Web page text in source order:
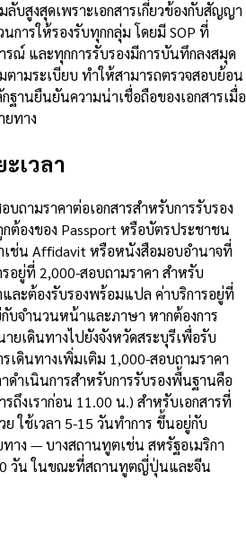
ลับสูงสุดเพราะเอกสารเกี่ยวข้องกับสัญญา
การให้รองรับทุกกลุ่ม โดยมี SOP ที่
ณ์ และทุกการรับรองมีการบันทึกลงสมุด
ามระเบียบ ทำให้สามารถตรวจสอบย้อน
านยืนยันความน่าเชื่อถือของเอกสารเมื่อ
ยทาง
เวลา
บถามราคาต่อเอกสารสำหรับการรับรอง
ต้องของ Passport หรือบัตรประชาชน
เช่น Affidavit หรือหนังสือมอบอำนาจที่
อยู่ที่ 2,000-สอบถามราคา สำหรับ
ละต้องรับรองพร้อมแปล ค่าบริการอยู่ที่
บจำนวนหน้าและภาษา หากต้องการ
ยเดินทางไปยังจังหวัดสระบุรีเพื่อรับ
เดินทางเพิ่มเติม 1,000-สอบถามราคา
ดำเนินการสำหรับการรับรองพื้นฐานคือ
ถึงเราก่อน 11.00 น.) สำหรับเอกสารที่
ใช้เวลา 5-15 วันทำการ ขึ้นอยู่กับ
าง — บางสถานทูตเช่น สหรัฐอเมริกา
วัน ในขณะที่สถานทูตญี่ปุ่นและจีน